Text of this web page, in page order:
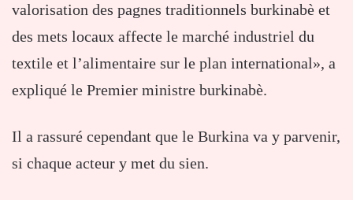
valorisation des pagnes traditionnels burkinabè et
des mets locaux affecte le marché industriel du
textile et l’alimentaire sur le plan international», a
expliqué le Premier ministre burkinabè.
Il a rassuré cependant que le Burkina va y parvenir,
si chaque acteur y met du sien.